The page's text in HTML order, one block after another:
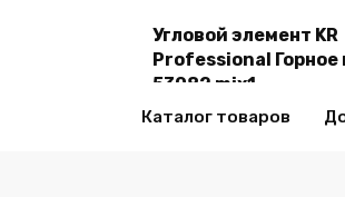
В корзину
Угловой элемент KR
Professional Горное
53082 mix1
2470,00₽
Каталог товаров